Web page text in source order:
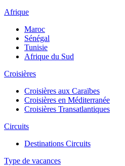
Afrique
Maroc
Sénégal
Tunisie
Afrique du Sud
Croisières
Croisières aux Caraïbes
Croisières en Méditerranée
Croisières Transatlantiques
Circuits
Destinations Circuits
Type de vacances